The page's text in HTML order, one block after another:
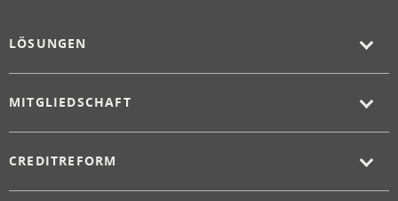
LÖSUNGEN
MITGLIEDSCHAFT
CREDITREFORM